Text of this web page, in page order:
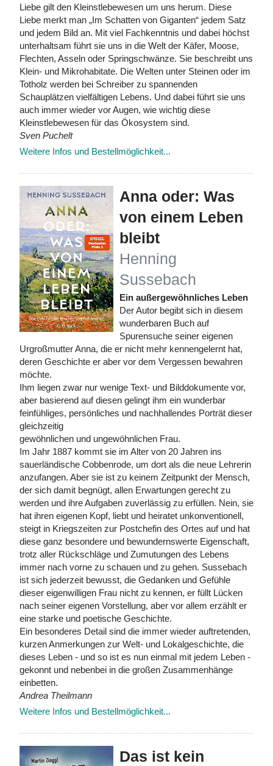
Liebe gilt den Kleinstlebewesen um uns herum. Diese
Liebe merkt man „Im Schatten von Giganten“ jedem Satz
und jedem Bild an. Mit viel Fachkenntnis und dabei höchst
unterhaltsam führt sie uns in die Welt der Käfer, Moose,
Flechten, Asseln oder Springschwänze. Sie beschreibt uns
Klein- und Mikrohabitate. Die Welten unter Steinen oder im
Totholz werden bei Schreiber zu spannenden
Schauplätzen vielfältigen Lebens. Und dabei führt sie uns
auch immer wieder vor Augen, wie wichtig diese
Kleinstlebewesen für das Ökosystem sind.
Sven Puchelt
Weitere Infos und Bestellmöglichkeit...
Anna oder: Was
von einem Leben
bleibt
Henning
Sussebach
Ein außergewöhnliches Leben
Der Autor begibt sich in diesem
wunderbaren Buch auf
Spurensuche seiner eigenen
Urgroßmutter Anna, die er nicht mehr kennengelernt hat,
deren Geschichte er aber vor dem Vergessen bewahren
möchte.
Ihm liegen zwar nur wenige Text- und Bilddokumente vor,
aber basierend auf diesen gelingt ihm ein wunderbar
feinfühliges, persönliches und nachhallendes Porträt dieser
gleichzeitig
gewöhnlichen und ungewöhnlichen Frau.
Im Jahr 1887 kommt sie im Alter von 20 Jahren ins
sauerländische Cobbenrode, um dort als die neue Lehrerin
anzufangen. Aber sie ist zu keinem Zeitpunkt der Mensch,
der sich damit begnügt, allen Erwartungen gerecht zu
werden und ihre Aufgaben zuverlässig zu erfüllen. Nein, sie
hat ihren eigenen Kopf, liebt und heiratet unkonventionell,
steigt in Kriegszeiten zur Postchefin des Ortes auf und hat
diese ganz besondere und bewundernswerte Eigenschaft,
trotz aller Rückschläge und Zumutungen des Lebens
immer nach vorne zu schauen und zu gehen. Sussebach
ist sich jederzeit bewusst, die Gedanken und Gefühle
dieser eigenwilligen Frau nicht zu kennen, er füllt Lücken
nach seiner eigenen Vorstellung, aber vor allem erzählt er
eine starke und poetische Geschichte.
Ein besonderes Detail sind die immer wieder auftretenden,
kurzen Anmerkungen zur Welt- und Lokalgeschichte, die
dieses Leben - und so ist es nun einmal mit jedem Leben -
gekonnt und nebenbei in die großen Zusammenhänge
einbetten.
Andrea Theilmann
Weitere Infos und Bestellmöglichkeit...
Das ist kein